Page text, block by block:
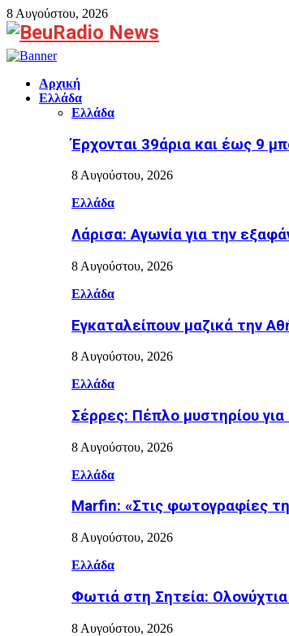
8 Αυγούστου, 2026
Facebook
Αρχική
Ελλάδα
Ελλάδα
Έρχονται 39άρια και έως 9
8 Αυγούστου, 2026
Ελλάδα
Λάρισα: Αγωνία για την
8 Αυγούστου, 2026
Ελλάδα
Εγκαταλείπουν μαζικά την
8 Αυγούστου, 2026
Ελλάδα
Σέρρες: Πέπλο μυστηρίου
8 Αυγούστου, 2026
Ελλάδα
Marfin: «Στις φωτογραφίες
8 Αυγούστου, 2026
Ελλάδα
Φωτιά στη Σητεία:
8 Αυγούστου, 2026